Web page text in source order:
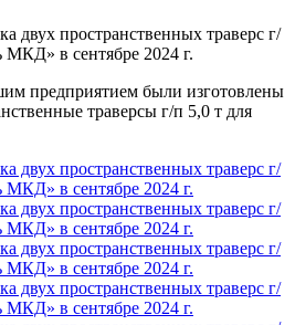
предприятием были изготовлены
траверсы г/п 5,0 т для